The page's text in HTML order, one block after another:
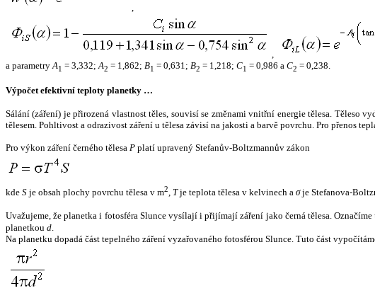
,
,
a parametryA1 = 3,332;A2 = 1,862; B1 = 0,631; B2 = 1,218; C1 = 0,986 a C2 = 0,238.
Výpočet efektivní teploty planetky …
Sálání (záření) je přirozená vlastnost těles, souvisí se změnami vnitřní energie tělesa. Těleso
tělesem. Pohltivost a odrazivost záření u tělesa závisí na jakosti a barvě povrchu. Pro přenos
Pro výkon záření černého tělesa P platí upravený Stefanův-Boltzmannův zákon
kde S je obsah plochy povrchu tělesa v m2, Tje teplota tělesa v kelvinech a σje Stefanova-
Uvažujeme, že planetka i fotosféra Slunce vysílají i přijímají záření jako černá tělesa.
planetkou d.
Na planetku dopadá část tepelného záření vyzařovaného fotosférou Slunce. Tuto část